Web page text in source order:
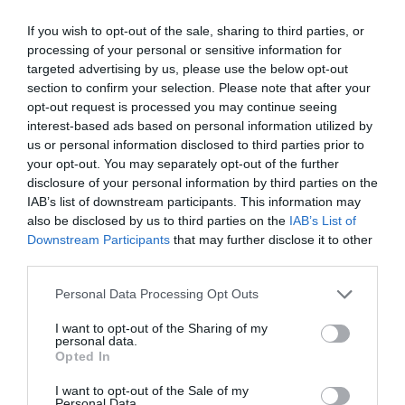
If you wish to opt-out of the sale, sharing to third parties, or
processing of your personal or sensitive information for
targeted advertising by us, please use the below opt-out
section to confirm your selection. Please note that after your
opt-out request is processed you may continue seeing
interest-based ads based on personal information utilized by
us or personal information disclosed to third parties prior to
your opt-out. You may separately opt-out of the further
disclosure of your personal information by third parties on the
IAB’s list of downstream participants. This information may
also be disclosed by us to third parties on the IAB’s List of
Downstream Participants that may further disclose it to other
Please note that this website/app uses one or more Google
not limited to your visit or usage behaviour. You may click to
grant or deny consent to Google and its third-party tags to
use your data for below specified purposes in below Google
consent section.
Personal Data Processing Opt Outs
I want to opt-out of the Sharing of my
personal data.
Opted In
I want to opt-out of the Sale of my
ΕΛΛΑΔΑ
Αυτοψία του DEBATER: Η θερμοκρασία
ανεβαίνει και η κατάσταση στα λεωφορεία
είναι αποπνικτική (pics + vid)
Τι λένε οι επιβάτες και τι απαντούν οι αρμόδιοι στο